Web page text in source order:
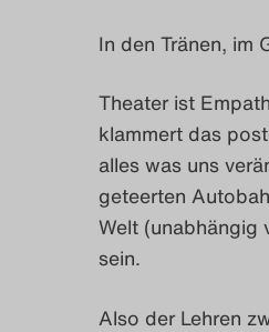
In den Tränen, im
Theater ist
klammert das
alles was uns
geteerten
Welt (unabhängig
sein.
Also der Lehren